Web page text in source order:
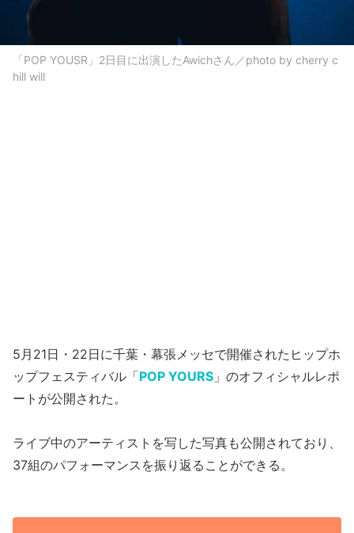
「POP YOUSR」2日目に出演したAwichさん／photo by cherry c
hill will
5月21日・22日に千葉・幕張メッセで開催されたヒップホ
ップフェスティバル「POP YOURS 」のオフィシャルレポ
ートが公開された。
ライブ中のアーティストを写した写真も公開されており、
37組のパフォーマンスを振り返ることができる。